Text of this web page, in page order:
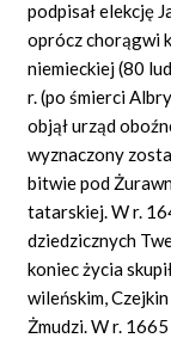
podpisał elekcję
oprócz chorągwi
niemieckiej (80
r. (po śmierci
objął urząd
wyznaczony
bitwie pod
tatarskiej. W r.
dziedzicznych
koniec życia
wileńskim,
Żmudzi. W r.